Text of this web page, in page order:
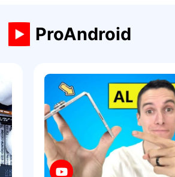
ProAndroid